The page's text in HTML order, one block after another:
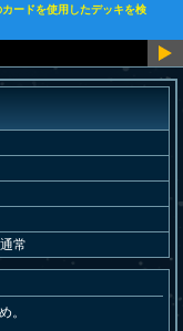
カードを使用したデッキを検
通常
。